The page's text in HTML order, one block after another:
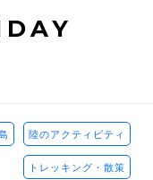
陸のアクティビティ
トレッキング・散策